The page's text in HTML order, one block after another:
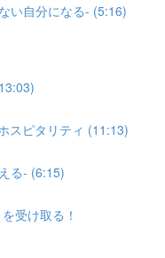
い自分になる- (5:16)
スピタリティ (11:13)
る- (6:15)
受け取る！